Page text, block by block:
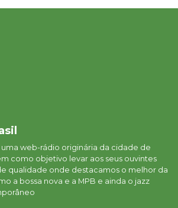
uma web-rádio originária da cidade de
como objetivo levar aos seus ouvintes
qualidade onde destacamos o melhor da
a bossa nova e a MPB e ainda o jazz